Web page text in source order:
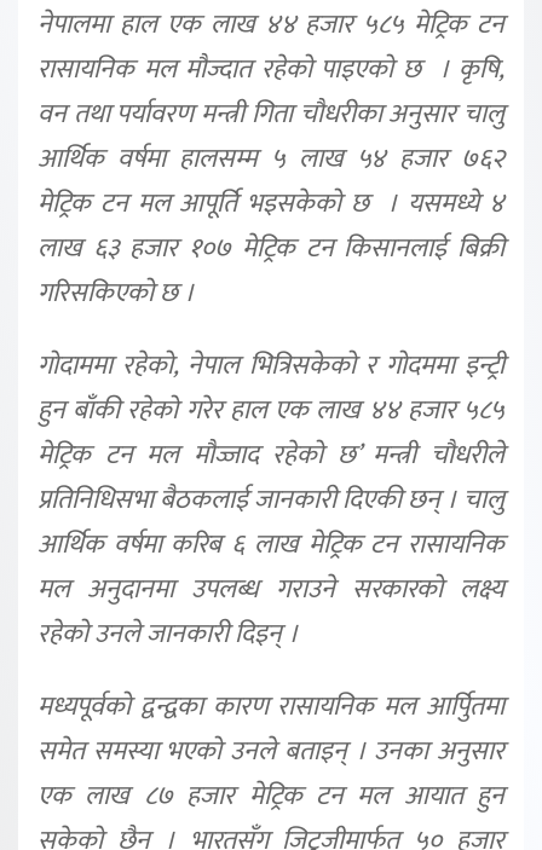
नेपालमा हाल एक लाख ४४ हजार ५८५ मेट्रिक टन
रासायनिक मल मौज्दात रहेको पाइएको छ । कृषि,
वन तथा पर्यावरण मन्त्री गिता चौधरीका अनुसार चालु
आर्थिक वर्षमा हालसम्म ५ लाख ५४ हजार ७६२
मेट्रिक टन मल आपूर्ति भइसकेको छ । यसमध्ये ४
लाख ६३ हजार १०७ मेट्रिक टन किसानलाई बिक्री
गरिसकिएको छ ।
गोदाममा रहेको, नेपाल भित्रिसकेको र गोदममा इन्ट्री
हुन बाँकी रहेको गरेर हाल एक लाख ४४ हजार ५८५
मेट्रिक टन मल मौज्जाद रहेको छ’ मन्त्री चौधरीले
प्रतिनिधिसभा बैठकलाई जानकारी दिएकी छन् । चालु
आर्थिक वर्षमा करिब ६ लाख मेट्रिक टन रासायनिक
मल अनुदानमा उपलब्ध गराउने सरकारको लक्ष्य
रहेको उनले जानकारी दिइन् ।
मध्यपूर्वको द्वन्द्वका कारण रासायनिक मल आर्पुितमा
समेत समस्या भएको उनले बताइन् । उनका अनुसार
एक लाख ८७ हजार मेट्रिक टन मल आयात हुन
सकेको छैन । भारतसँग जिटुजीमार्फत ५० हजार